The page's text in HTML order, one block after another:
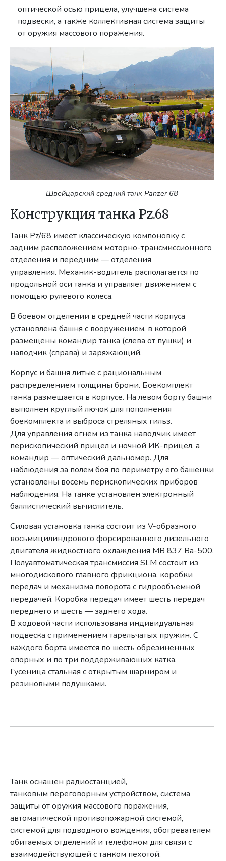
оптической осью прицела, улучшена система
подвески, а также коллективная система защиты
от оружия массового поражения.
Швейцарский средний танк Panzer 68
Конструкция танка Pz.68
Танк Pz/68 имеет классическую компоновку с
задним расположением моторно-трансмиссионного
отделения и передним — отделения
управления. Механик-водитель располагается по
продольной оси танка и управляет движением с
помощью рулевого колеса.
В боевом отделении в средней части корпуса
установлена башня с вооружением, в которой
размещены командир танка (слева от пушки) и
наводчик (справа) и заряжающий.
Корпус и башня литые с рациональным
распределением толщины брони. Боекомплект
танка размещается в корпусе. На левом борту башни
выполнен круглый лючок для пополнения
боекомплекта и выброса стреляных гильз.
Для управления огнем из танка наводчик имеет
перископический прицел и ночной ИК-прицел, а
командир — оптический дальномер. Для
наблюдения за полем боя по периметру его башенки
установлены восемь перископических приборов
наблюдения. На танке установлен электронный
баллистический вычислитель.
Силовая установка танка состоит из V-образного
восьмицилиндрового форсированного дизельного
двигателя жидкостного охлаждения MB 837 Ва-500.
Полуавтоматическая трансмиссия SLM состоит из
многодискового главного фрикциона, коробки
передач и механизма поворота с гидрообъемной
передачей. Коробка передач имеет шесть передач
переднего и шесть — заднего хода.
В ходовой части использована индивидуальная
подвеска с применением тарельчатых пружин. С
каждого борта имеется по шесть обрезиненных
опорных и по три поддерживающих катка.
Гусеница стальная с открытым шарниром и
резиновыми подушками.
Танк оснащен радиостанцией,
танковым переговорным устройством, система
защиты от оружия массового поражения,
автоматической противопожарной системой,
системой для подводного вождения, обогревателем
обитаемых отделений и телефоном для связи с
взаимодействующей с танком пехотой.